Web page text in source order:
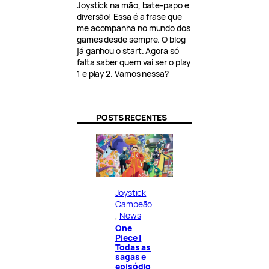
Joystick na mão, bate-papo e
diversão! Essa é a frase que
me acompanha no mundo dos
games desde sempre. O blog
já ganhou o start. Agora só
falta saber quem vai ser o play
1 e play 2. Vamos nessa?
POSTS RECENTES
Joystick
Campeão
News
One
Piece |
Todas as
sagas e
episódio